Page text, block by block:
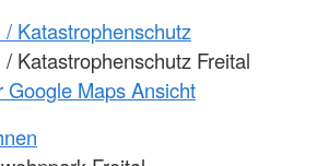
Katastrophenschutz
Katastrophenschutz Freital
Google Maps Ansicht